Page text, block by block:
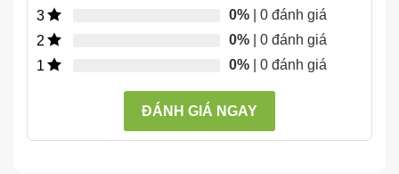
3
0% | 0 đánh giá
2
0% | 0 đánh giá
1
0% | 0 đánh giá
ĐÁNH GIÁ NGAY